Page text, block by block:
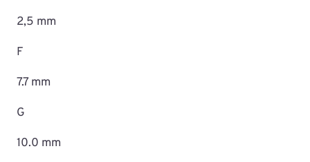
2,5 mm
F
7.7 mm
G
10.0 mm